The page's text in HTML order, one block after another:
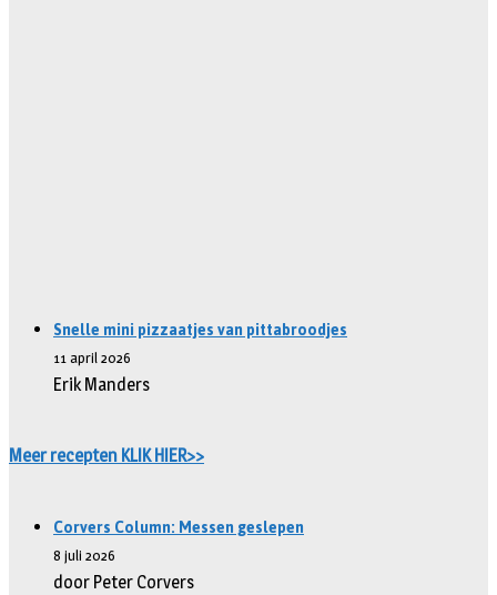
Snelle mini pizzaatjes van pittabroodjes
11 april 2026
Erik Manders
Meer recepten KLIK HIER>>
Corvers Column: Messen geslepen
8 juli 2026
door Peter Corvers